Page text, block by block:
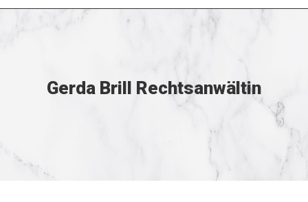
Gerda Brill Rechtsanwältin